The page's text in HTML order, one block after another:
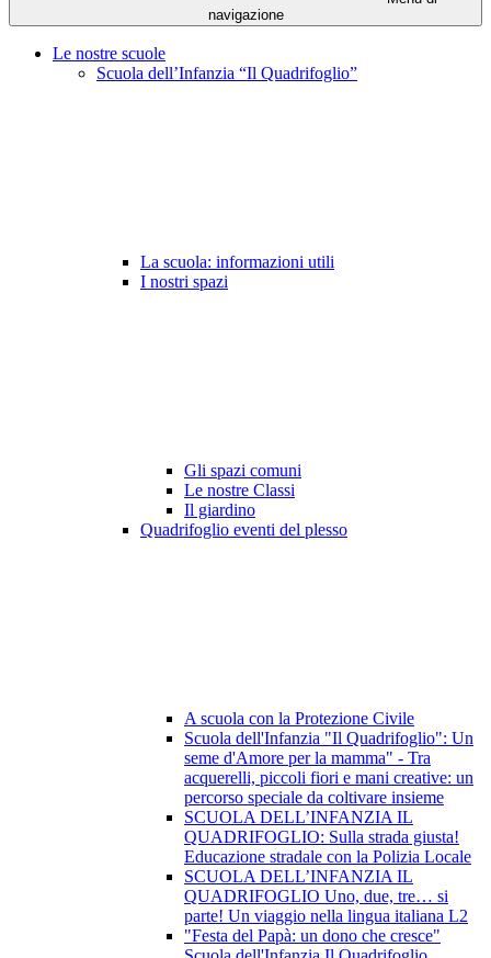
navigazione
Le nostre scuole
Scuola dell’Infanzia “Il Quadrifoglio”
La scuola: informazioni utili
I nostri spazi
Gli spazi comuni
Le nostre Classi
Il giardino
Quadrifoglio eventi del plesso
A scuola con la Protezione Civile
Scuola dell'Infanzia "Il Quadrifoglio": Un
seme d'Amore per la mamma" - Tra
acquerelli, piccoli fiori e mani creative: un
percorso speciale da coltivare insieme
SCUOLA DELL’INFANZIA IL
QUADRIFOGLIO: Sulla strada giusta!
Educazione stradale con la Polizia Locale
SCUOLA DELL’INFANZIA IL
QUADRIFOGLIO Uno, due, tre… si
parte! Un viaggio nella lingua italiana L2
"Festa del Papà: un dono che cresce"